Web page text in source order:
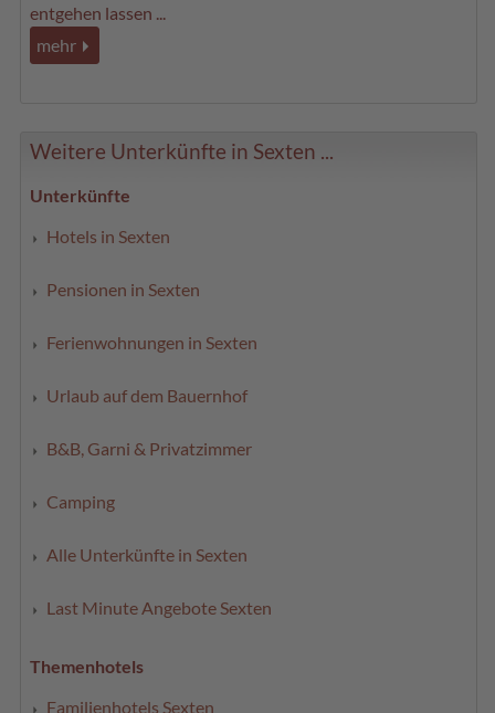
entgehen lassen ...
mehr
Weitere Unterkünfte in Sexten ...
Unterkünfte
Hotels in Sexten
Pensionen in Sexten
Ferienwohnungen in Sexten
Urlaub auf dem Bauernhof
B&B, Garni & Privatzimmer
Camping
Alle Unterkünfte in Sexten
Last Minute Angebote Sexten
Themenhotels
Familienhotels Sexten